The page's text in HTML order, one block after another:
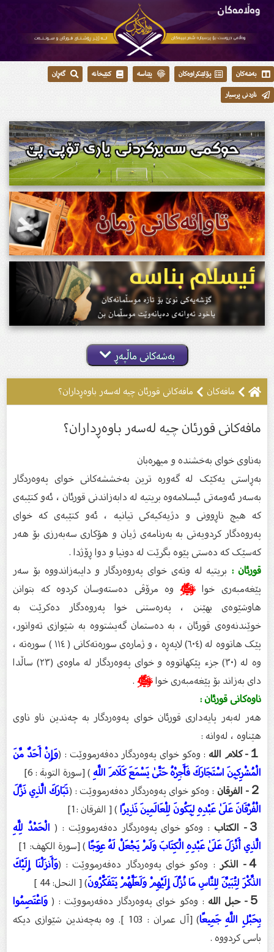
بەشەکان پۆلێنکراوەکان پێناسە کتێبخانە
گەڕان
ناردنی پرسیار
بەشەکانی ماڵپەڕ
مافەکان مافەکانى قورئان چیە لەسەر باوەڕداران؟
مافەکانى قورئان چیە لەسەر باوەڕداران؟
بەناوى خواى بەخشندە و میهرەبان
بەڕاستی یەکێک لە گەورە ترین بەخششەکانی خوای پەوەردگار
بەسەر ئەومەتی ئیسلامەوە بریتیە لە دابەزاندنی قورئان ، ئەو کتێبەی
کە هیچ ناڕوونی و دژیەکیەکی تیانیە ، ئەو کتێبەی کە خوای
پەروەدگار كردويەتی بە بەرنامەی ژیان و هۆکاری سەبەرزی بۆ هەر
کەسێک کە دەستی پێوە بگرێت لە دونیا و دوا ڕۆژدا .
قورئان : بریتیە لە وتەی خوای پەروەردگار و دایبەزاندووە بۆ سەر
پێغەمبەری خواﷺوە مرۆڤی دەستەوسان کردوە کە بتوانن
هاوشێوەی بهێنن ، پەرەستنی خوا پەروەدگار دەکرێت بە
خوێندنەوەی قورئان ، بە دەستمان گەیشتووە بە شێوازی تەواتور،
پێک هاتووە لە (٦٠٤) لاپەڕە ، و ژمارەی سورەتەکانی ( ١١٤ ) سورەتە ،
وە لە (٣٠) جزء پێکهاتووە و خوای پەوەردگار لە ماوەی (٢٣) ساڵدا
دای بەزاند بۆ پێغەمبەری خواﷺ.
ناوەکانی قورئان :
هەر لەبەر پایەداری قورئان خوای پەوەردگار بە چەندین ناو ناوی
هێناوە ، لەوانە :
１- كلام الله
: وەکو خوای پەوەردگار دەفەرمووێت : ( وَإِنْ أَحَدٌ مِّنَ
الْمُشْرِكِينَ اسْتَجَارَكَ فَأَجِرْهُ حَتَّىٰ يَسْمَعَ كَلَامَ اللَّهِ) [سورة التوبة : 6]
２- الفرقان
: وەکو خوای پەوەردگار دەفەرمووێت : (تَبَارَكَ الَّذِي نَزَّلَ
الْفُرْقَانَ عَلَىٰ عَبْدِهِ لِيَكُونَ لِلْعَالَمِينَ نَذِيرًا) [ الفرقان :1]
３- الكتاب
: وەکو خوای پەوەردگار دەفەرمووێت : ( الْحَمْدُ لِلَّهِ
الَّذِي أَنْزَلَ عَلَىٰ عَبْدِهِ الْكِتَابَ وَلَمْ يَجْعَلْ لَهُ عِوَجًا) [سورة الكهف: 1]
４- الذكر
: وەکو خوای پەوەردگار دەفەرمووێت : (وَأَنزَلْنَا إِلَيْكَ
الذِّكْرَ لِتُبَيِّنَ لِلنَّاسِ مَا نُزِّلَ إِلَيْهِمْ وَلَعَلَّهُمْ يَتَفَكَّرُونَ) [ النحل: 44 ]
５- حبل الله
: وەکو خوای پەوەردگار دەفەرمووێت : ( وَاعْتَصِمُوا
بِحَبْلِ اللَّهِ جَمِيعًا
) [آل عمران : 103 ]. وە بەچەندین شێوازی دیکە
باسی کردووە .